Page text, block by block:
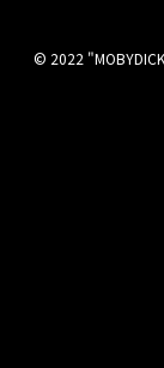
©︎ 2022